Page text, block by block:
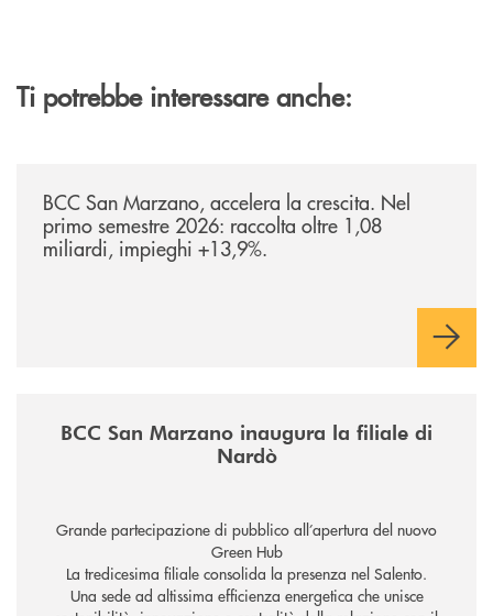
Ti potrebbe interessare anche:
BCC San Marzano, accelera la crescita. Nel
primo semestre 2026: raccolta oltre 1,08
miliardi, impieghi +13,9%.
BCC San Marzano inaugura la filiale di
Nardò
Grande partecipazione di pubblico all’apertura del nuovo
Green Hub
La tredicesima filiale consolida la presenza nel Salento.
Una sede ad altissima efficienza energetica che unisce